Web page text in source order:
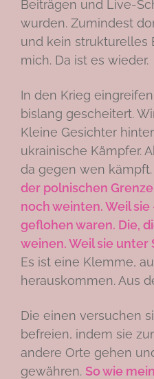
Beiträgen und Live-
wurden. Zumindest
und kein strukturelles
mich. Da ist es wieder.
In den Krieg
bislang gescheitert.
Kleine Gesichter
ukrainische Kämpfer.
da gegen wen kämpft.
der polnischen
noch weinten. Weil
geflohen waren. Die,
weinen. Weil sie unter
Es ist eine Klemme,
herauskommen. Aus
Die einen versuchen
befreien, indem sie
andere Orte gehen
gewähren. So wie